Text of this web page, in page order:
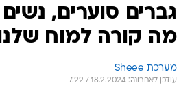
גברים סוערים,
מה קורה למוח
מערכת Sheee
עודכן לאחרונה: 18.2.2024 / 7:22